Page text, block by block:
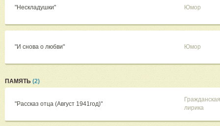
"Нескладушки" Юмор
"И снова о любви" Юмор
ПАМЯТЬ (2)
"Рассказ отца (Август 1941год)"
Гражданская
лирика